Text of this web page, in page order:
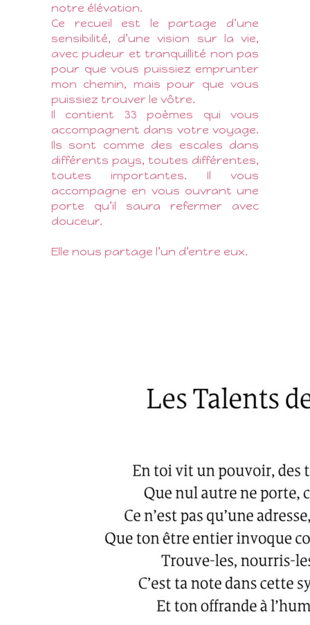
notre élévation.
Ce recueil est le partage d’une
sensibilité, d’une vision sur la vie,
avec pudeur et tranquillité non pas
pour que vous puissiez emprunter
mon chemin, mais pour que vous
puissiez trouver le vôtre.
Il contient 33 poèmes qui vous
accompagnent dans votre voyage.
Ils sont comme des escales dans
différents pays, toutes différentes,
toutes importantes. Il vous
accompagne en vous ouvrant une
porte qu’il saura refermer avec
douceur.
Elle nous partage l’un d’entre eux.